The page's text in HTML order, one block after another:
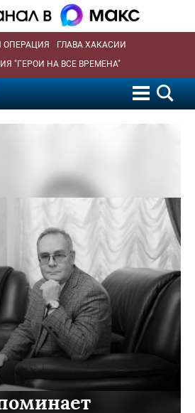
ОПЕРАЦИЯ
ГЛАВА ХАКАСИИ
"ГЕРОИ НА ВСЕ ВРЕМЕНА"